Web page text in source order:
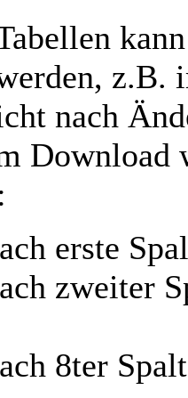
z.B.
nach
Download
erste
zweiter
8ter